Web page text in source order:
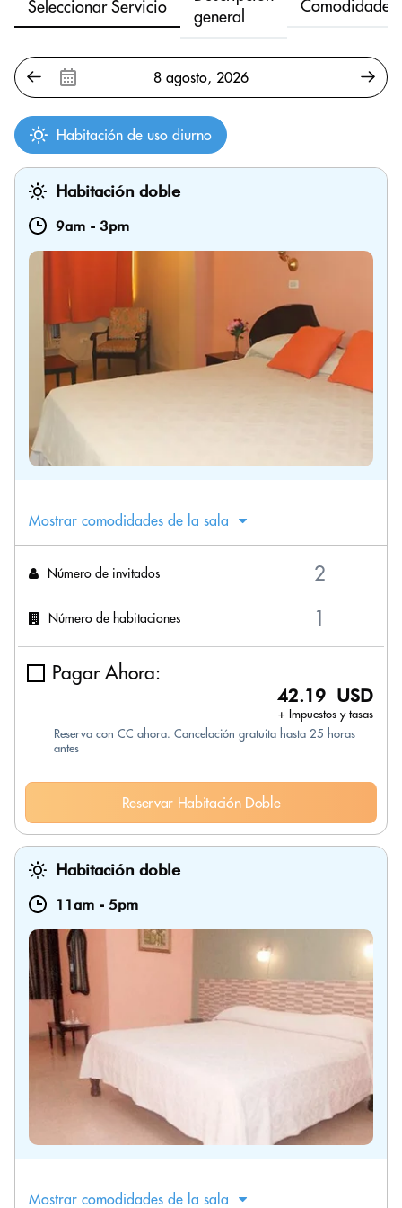
Seleccionar Servicio
general
Comodidades
Habitación de uso diurno
Habitación doble
9am - 3pm
Mostrar comodidades de la sala
Número de invitados
Número de habitaciones
Pagar Ahora:
42.19 USD
+ Impuestos y tasas
Reserva con CC ahora. Cancelación gratuita hasta 25 horas
antes
Reservar Habitación Doble
Habitación doble
11am - 5pm
Mostrar comodidades de la sala